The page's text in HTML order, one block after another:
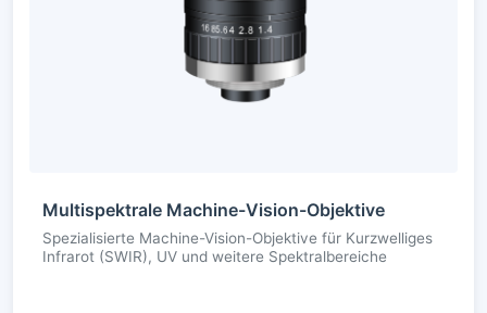
Multispektrale Machine-Vision-Objektive
Spezialisierte Machine-Vision-Objektive für Kurzwelliges
Infrarot (SWIR), UV und weitere Spektralbereiche